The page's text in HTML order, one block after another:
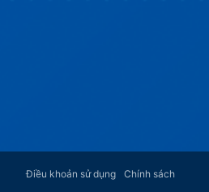
Điều khoản sử dụng Chính sách